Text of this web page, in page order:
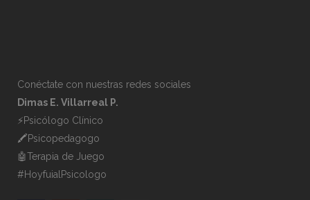
Conéctate con nuestras redes sociales
Dimas E. Villarreal P.
⚡️Psicólogo Clínico
🖍Psicopedagogo
🤖Terapia de Juego
#HoyfuialPsicologo